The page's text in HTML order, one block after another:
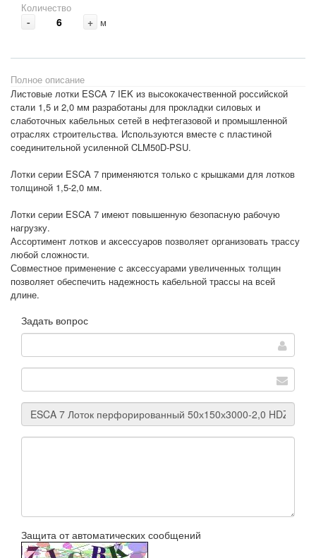
Количество
- + м
Полное описание
Листовые лотки ESCA 7 IEK из высококачественной российской
стали 1,5 и 2,0 мм разработаны для прокладки силовых и
слаботочных кабельных сетей в нефтегазовой и промышленной
отраслях строительства. Используются вместе с пластиной
соединительной усиленной CLM50D-PSU.
Лотки серии ESCA 7 применяются только с крышками для лотков
толщиной 1,5-2,0 мм.
Лотки серии ESCA 7 имеют повышенную безопасную рабочую
нагрузку.
Ассортимент лотков и аксессуаров позволяет организовать трассу
любой сложности.
Совместное применение с аксессуарами увеличенных толщин
позволяет обеспечить надежность кабельной трассы на всей
длине.
Задать вопрос
Защита от автоматических сообщений